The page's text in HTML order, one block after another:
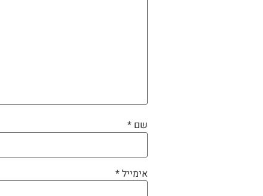
שם *
אימייל*